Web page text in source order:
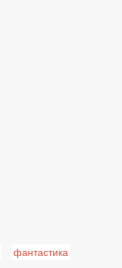
фантастика